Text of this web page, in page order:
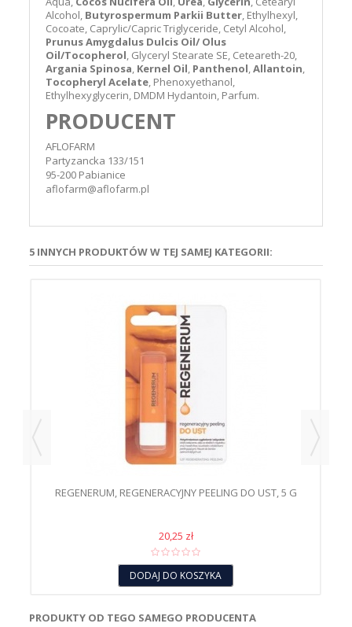
Alcohol, Butyrospermum Parkii Butter, Ethylhexyl,
Cocoate, Caprylic/Capric Triglyceride, Cetyl Alcohol,
Prunus Amygdalus Dulcis Oil/ Olus
Oil/Tocopherol, Glyceryl Stearate SE, Ceteareth-20,
Argania Spinosa, Kernel Oil, Panthenol,Allantoin,
Tocopheryl Acelate, Phenoxyethanol,
Ethylhexyglycerin, DMDM Hydantoin, Parfum.
PRODUCENT
AFLOFARM
Partyzancka 133/151
95-200 Pabianice
aflofarm@aflofarm.pl
5 INNYCH PRODUKTÓW W TEJ SAMEJ KATEGORII:
REGENERUM, REGENERACYJNY PEELING DO UST, 5 G
20,25 zł
DODAJ DO KOSZYKA
PRODUKTY OD TEGO SAMEGO PRODUCENTA